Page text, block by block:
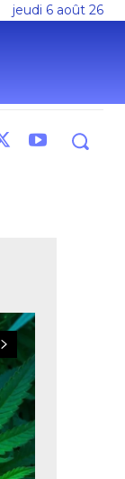
jeudi 6 août 26